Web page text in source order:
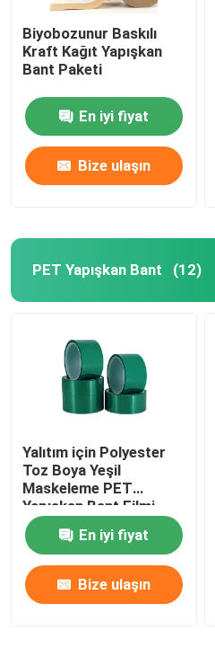
Biyobozunur Baskılı
Kraft Kağıt Yapışkan
Bant Paketi
En iyi fiyat
Bize ulaşın
PET Yapışkan Bant (12)
Yalıtım için Polyester
Toz Boya Yeşil
Maskeleme PET
Yapışkan Bant Filmi
En iyi fiyat
Bize ulaşın